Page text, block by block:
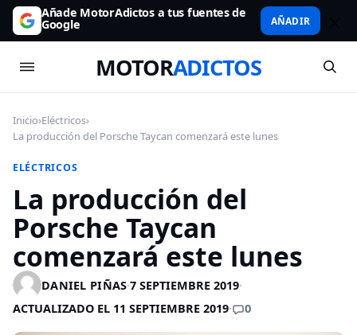
Añade MotorAdictos a tus fuentes de
Google AÑADIR
MOTORADICTOS
Inicio›Eléctricos›
La producción del Porsche Taycan comenzará este lunes
ELÉCTRICOS
La producción del
Porsche Taycan
comenzará este lunes
DANIEL PIÑAS·7 SEPTIEMBRE 2019·
ACTUALIZADO EL 11 SEPTIEMBRE 2019· 0